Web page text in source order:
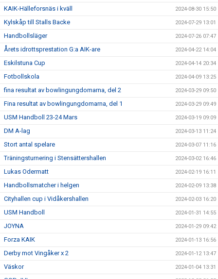
KAIK-Hälleforsnäs i kväll 2024-08-30 15:50
Kylskåp till Stalls Backe 2024-07-29 13:01
Handbollsläger 2024-07-26 07:47
Årets idrottsprestation G:a AIK-are 2024-04-22 14:04
Eskilstuna Cup 2024-04-14 20:34
Fotbollskola 2024-04-09 13:25
fina resultat av bowlingungdomarna, del 2 2024-03-29 09:50
Fina resultat av bowlingungdomarna, del 1 2024-03-29 09:49
USM Handboll 23-24 Mars 2024-03-19 09:09
DM A-lag 2024-03-13 11:24
Stort antal spelare 2024-03-07 11:16
Träningsturnering i Stensättershallen 2024-03-02 16:46
Lukas Odermatt 2024-02-19 16:11
Handbollsmatcher i helgen 2024-02-09 13:38
Cityhallen cup i Vidåkershallen 2024-02-03 16:20
USM Handboll 2024-01-31 14:55
JOYNA 2024-01-29 09:42
Forza KAIK 2024-01-13 16:56
Derby mot Vingåker x 2 2024-01-12 13:47
Väskor 2024-01-04 13:31